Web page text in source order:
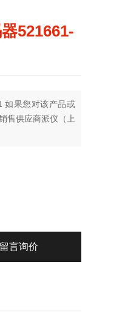
521661-
如果您对该产品或
售供应商派仪（上
留言询价